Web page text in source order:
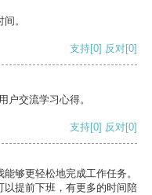
。
支持[0] 反对[0]
户交流学习心得。
支持[0] 反对[0]
够更轻松地完成工作任务。
以提前下班，有更多的时间陪